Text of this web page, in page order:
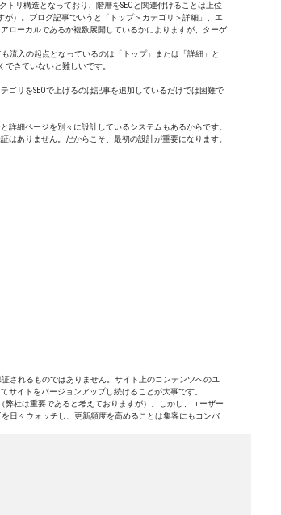
リ構造となっており、階層をSEOと関連付けることは上位
）。ブログ記事でいうと「トップ＞カテゴリ＞詳細」、エ
ローカルであるか複数展開しているかによりますが、ターゲ
流入の起点となっているのは「トップ」または「詳細」と
きていないと難しいです。
ゴリをSEOで上げるのは記事を追加しているだけでは困難で
細ページを別々に設計しているシステムもあるからです。
はありません。だからこそ、最初の設計が重要になります。
されるものではありません。サイト上のコンテンツへのユ
サイトをバージョンアップし続けることが大事です。
弊社は重要であると考えておりますが）。しかし、ユーザー
日々ウォッチし、更新頻度を高めることは集客にもコンバ